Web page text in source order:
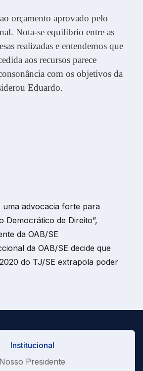
orçamento aprovado pelo
Nota-se equilíbrio entre as
realizadas e entendemos que
aos recursos parece
com os objetivos da
Eduardo.
uma advocacia forte para
Democrático de Direito”,
da OAB/SE
da OAB/SE decide que
do TJ/SE extrapola poder
Institucional
Nosso Presidente